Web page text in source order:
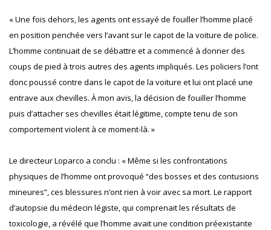
« Une fois dehors, les agents ont essayé de fouiller l’homme placé
en position penchée vers l’avant sur le capot de la voiture de police.
L’homme continuait de se débattre et a commencé à donner des
coups de pied à trois autres des agents impliqués. Les policiers l’ont
donc poussé contre dans le capot de la voiture et lui ont placé une
entrave aux chevilles. À mon avis, la décision de fouiller l’homme
puis d’attacher ses chevilles était légitime, compte tenu de son
comportement violent à ce moment-là. »
Le directeur Loparco a conclu : « Même si les confrontations
physiques de l’homme ont provoqué “des bosses et des contusions
mineures”, ces blessures n’ont rien à voir avec sa mort. Le rapport
d’autopsie du médecin légiste, qui comprenait les résultats de
toxicologie, a révélé que l’homme avait une condition préexistante